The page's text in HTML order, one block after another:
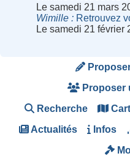
Le samedi 21 mars
Wimille
Retrouvez
Le samedi 21 février
Proposer
Recherche
Actualités Infos